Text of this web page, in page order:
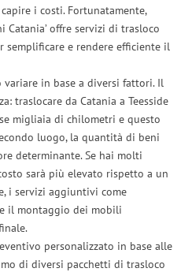
i costi. Fortunatamente,
Catania’ offre servizi di trasloco
semplificare e rendere efficiente il
in base a diversi fattori. Il
traslocare da Catania a Teesside
migliaia di chilometri e questo
luogo, la quantità di beni
determinante. Se hai molti
sarà più elevato rispetto a un
i servizi aggiuntivi come
il montaggio dei mobili
personalizzato in base alle
di diversi pacchetti di trasloco